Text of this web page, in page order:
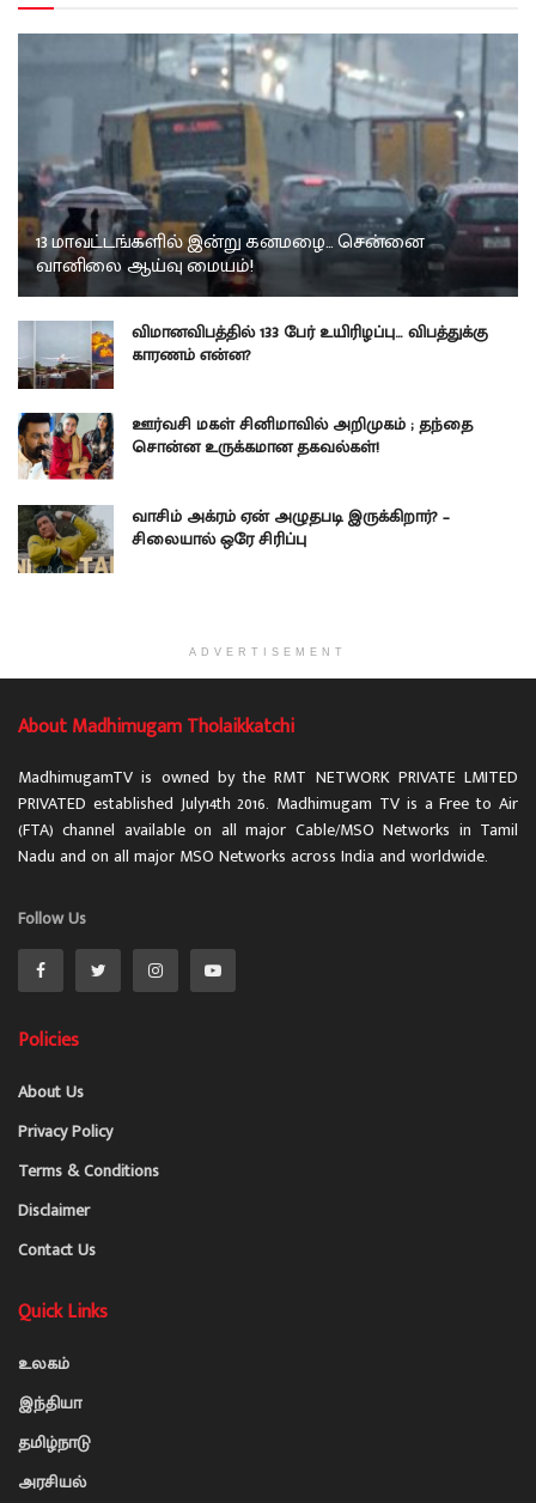
13 மாவட்டங்களில் இன்று கனமழை… சென்னை
வானிலை ஆய்வு மையம்!
விமானவிபத்தில் 133 பேர் உயிரிழப்பு… விபத்துக்கு
காரணம் என்ன?
ஊர்வசி மகள் சினிமாவில் அறிமுகம் ; தந்தை
சொன்ன உருக்கமான தகவல்கள்!
வாசிம் அக்ரம் ஏன் அழுதபடி இருக்கிறார்? –
சிலையால் ஒரே சிரிப்பு
ADVERTISEMENT
About Madhimugam Tholaikkatchi
MadhimugamTV is owned by the RMT NETWORK PRIVATE LMITED
PRIVATED established July14th 2016. Madhimugam TV is a Free to Air
(FTA) channel available on all major Cable/MSO Networks in Tamil
Nadu and on all major MSO Networks across India and worldwide.
Follow Us
Policies
About Us
Privacy Policy
Terms & Conditions
Disclaimer
Contact Us
Quick Links
உலகம்
இந்தியா
தமிழ்நாடு
அரசியல்